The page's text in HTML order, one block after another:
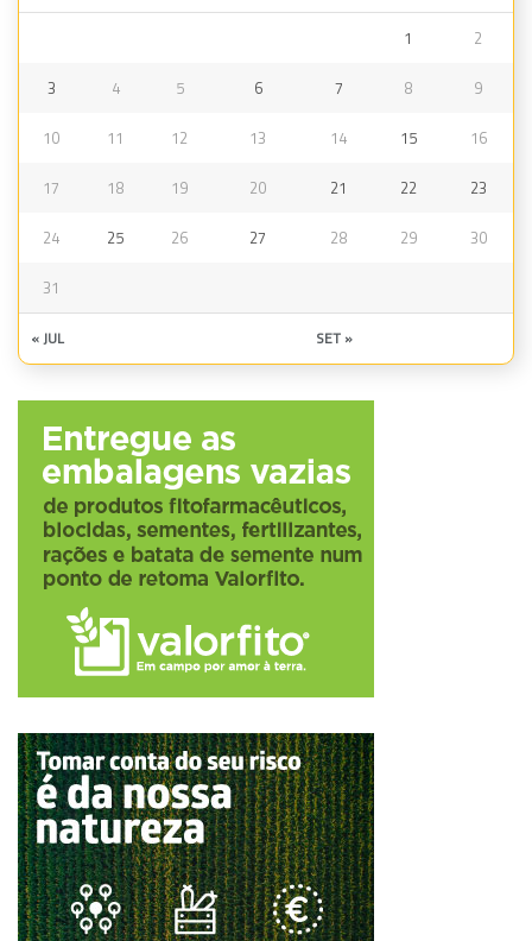
1 2
3 4 5 6 7 8 9
10 11 12 13 14 15 16
17 18 19 20 21 22 23
24 25 26 27 28 29 30
31
« JUL SET »